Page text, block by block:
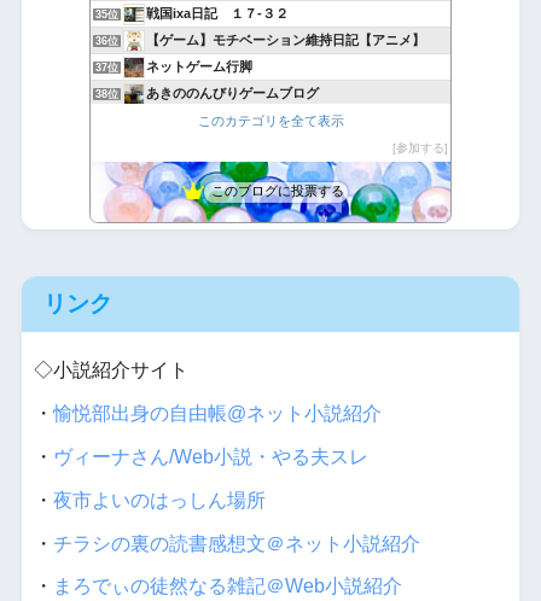
35位 戦国ixa日記 １７-３２
36位 【ゲーム】モチベーション維持日記【アニメ】
37位 ネットゲーム行脚
38位 あきののんびりゲームブログ
ツタージャの行進このカテゴリを全て表示
参加する
このブログに投票する
リンク
◇小説紹介サイト
・愉悦部出身の自由帳@ネット小説紹介
・ ヴィーナさん/Web小説・やる夫スレ
・ 夜市よいのはっしん場所
・ チラシの裏の読書感想文＠ネット小説紹介
・ まろでぃの徒然なる雑記＠Web小説紹介